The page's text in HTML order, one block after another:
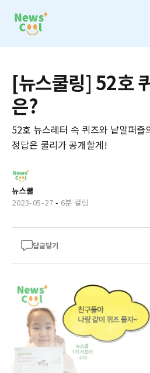
[뉴스쿨링] 52호
은?
52호 뉴스레터 속 퀴즈와 낱말퍼즐
정답은 쿨리가 공개할게!
뉴스쿨
2023-05-27 - 6분 걸림
답글달기